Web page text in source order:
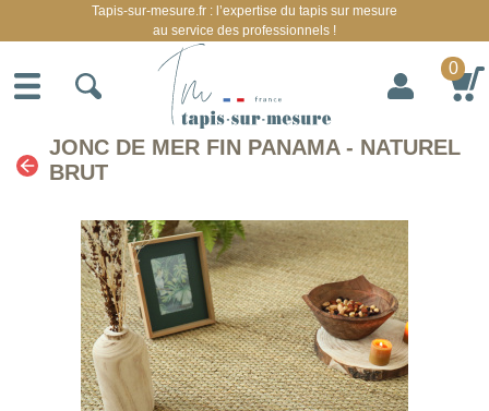
JONC DE MER FIN PANAMA - NATUREL
BRUT
Tapis-sur-mesure.fr : l’expertise du tapis sur mesure
au service des professionnels !
0